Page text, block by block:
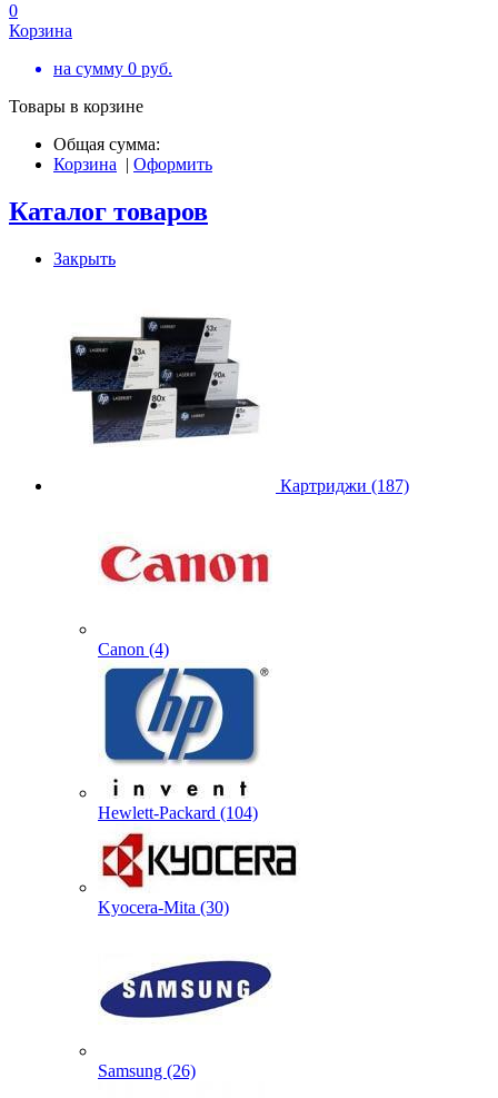
0
Корзина
на сумму 0 руб.
Товары в корзине
Общая сумма:
Корзина | Оформить
Каталог товаров
Закрыть
Картриджи (187)
Canon (4)
Hewlett-Packard (104)
Kyocera-Mita (30)
Samsung (26)